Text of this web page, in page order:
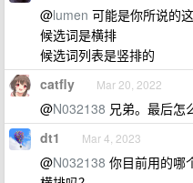
@lumen 可能是你所说的
候选词是横排
候选词列表是竖排的
catfly Mar 20, 2022
@N032138 兄弟。最后怎
dt1 Mar 4, 2023
@N032138 你目前用的哪